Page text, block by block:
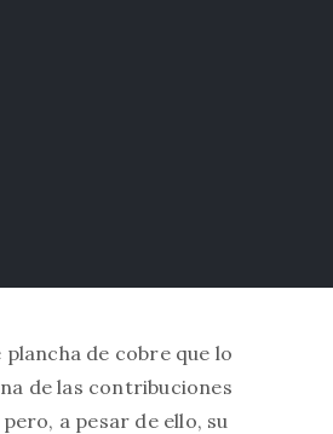
de cobre que lo
de las contribuciones
a pesar de ello, su